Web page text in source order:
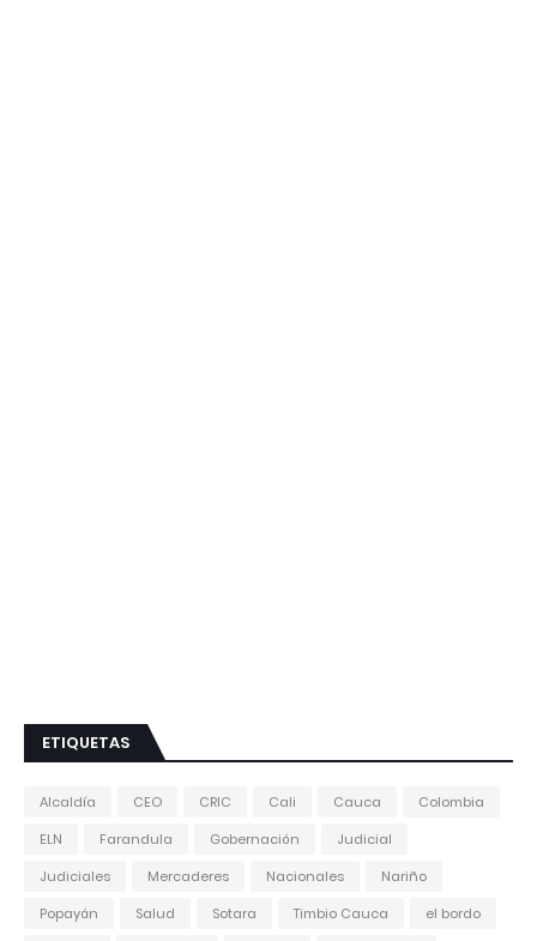
ETIQUETAS
Alcaldía CEO CRIC Cali Cauca
Colombia
ELN
Farandula Gobernación
Judicial
Judiciales
Mercaderes Nacionales
Nariño
Popayán
Salud Sotara Timbio Cauca el bordo